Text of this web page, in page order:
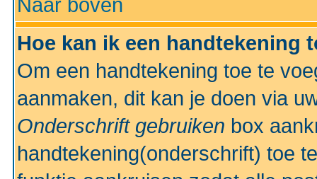
Naar boven
Hoe kan ik een handtekening
Om een handtekening toe te
aanmaken, dit kan je doen via
Onderschrift gebruiken box
handtekening(onderschrift) toe